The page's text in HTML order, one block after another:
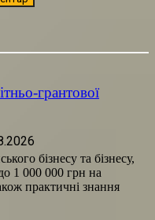
грантової
бізнесу та бізнесу,
1 000 000 грн на
практичні знання